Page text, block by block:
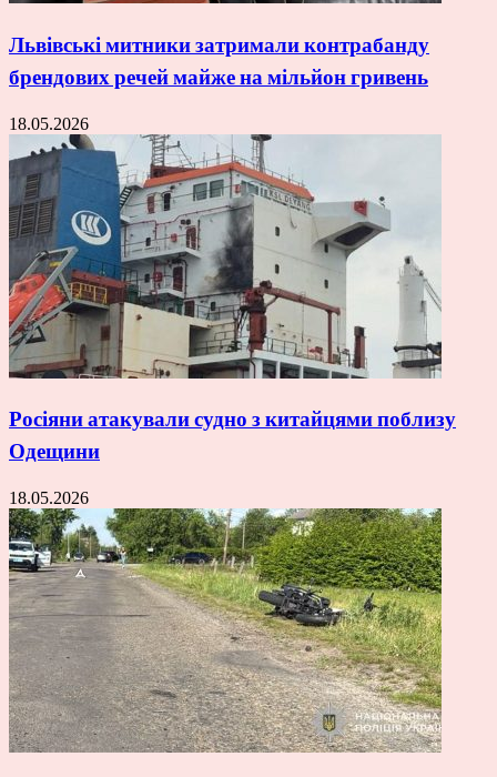
Львівські митники затримали контрабанду
брендових речей майже на мільйон гривень
18.05.2026
Росіяни атакували судно з китайцями поблизу
Одещини
18.05.2026